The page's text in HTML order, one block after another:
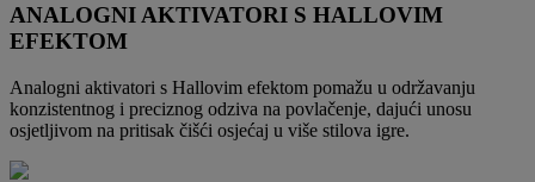
ANALOGNI AKTIVATORI S HALLOVIM
EFEKTOM
Analogni aktivatori s Hallovim efektom pomažu u održavanju
konzistentnog i preciznog odziva na povlačenje, dajući unosu
osjetljivom na pritisak čišći osjećaj u više stilova igre.